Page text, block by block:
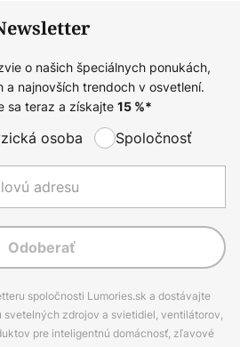
o našich špeciálnych ponukách,
najnovších trendoch v osvetlení.
sa teraz a získajte 15%*
osoba Spoločnosť
Odoberať
spoločnosti Lumories.sk a dostávajte
svetelných zdrojov a svietidiel, ventilátorov,
pre inteligentnú domácnosť, zľavové